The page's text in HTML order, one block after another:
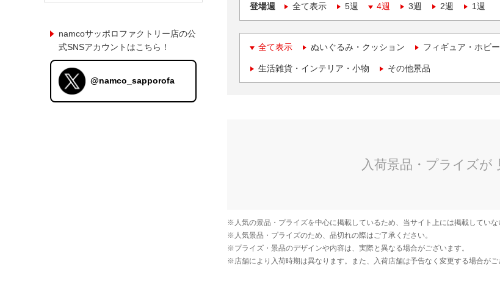
登場週 全て表示 5週 4週 3週 2週 1週
全て表示 ぬいぐるみ・クッション フィギュア・ホビー
生活雑貨・インテリア・小物 その他景品
namcoサッポロファクトリー店の公
式SNSアカウントはこちら！
@namco_sapporofa